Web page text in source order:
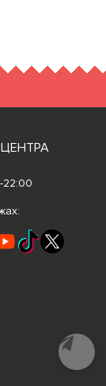
ЦЕНТРА
Почати
діалог